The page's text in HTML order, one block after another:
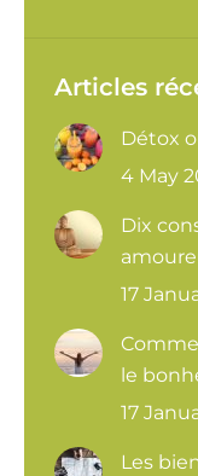
Articles
Détox
4 May
Dix
17
le
17
Les